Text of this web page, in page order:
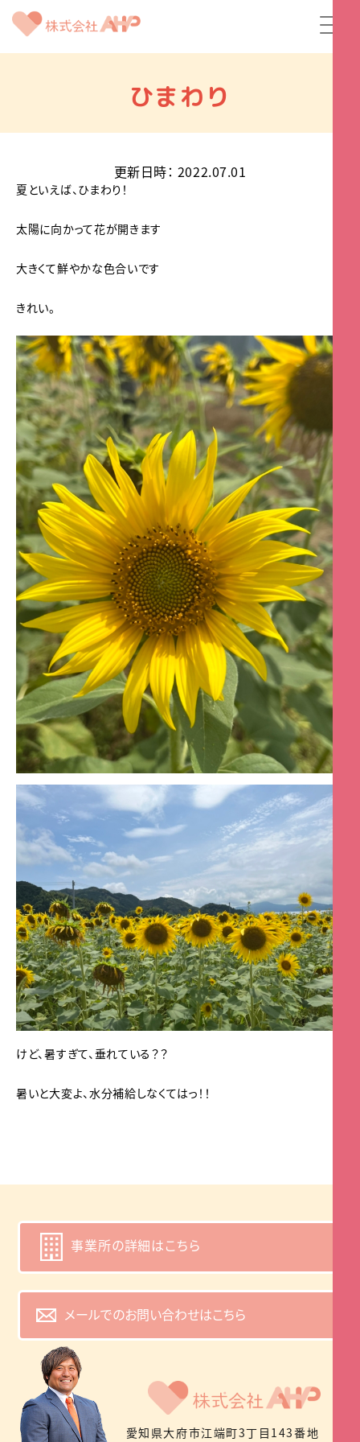
ひまわり
更新日時： 2022.07.01
夏といえば、ひまわり！
太陽に向かって花が開きます
大きくて鮮やかな色合いです
きれい。
けど、暑すぎて、垂れている？？
暑いと大変よ、水分補給しなくてはっ！！
事業所の詳細はこちら
メールでのお問い合わせはこちら
愛知県大府市江端町3丁目143番地